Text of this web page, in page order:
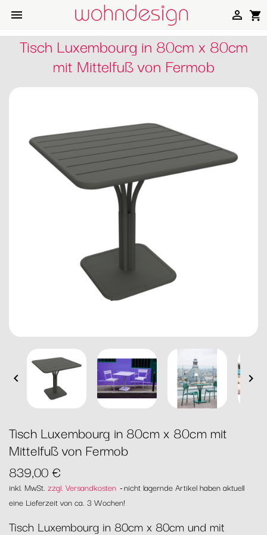
 shopping_cart

Tisch Luxembourg in 80cm x 80cm
mit Mittelfuß von Fermob
 
Tisch Luxembourg in 80cm x 80cm mit
Mittelfuß von Fermob
839,00 €
inkl. MwSt. zzgl. Versandkosten nicht lagernde Artikel haben aktuell
eine Lieferzeit von ca. 3 Wochen!
Tisch Luxembourg in 80cm x 80cm und mit